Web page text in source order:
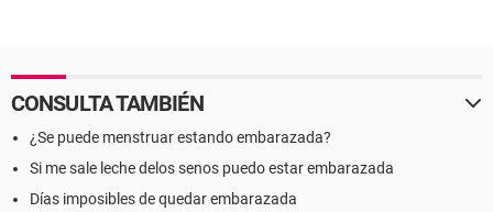
CONSULTA TAMBIÉN
¿Se puede menstruar estando embarazada?
Si me sale leche delos senos puedo estar embarazada
Días imposibles de quedar embarazada